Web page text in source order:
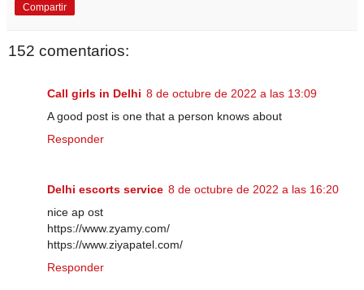
Compartir
152 comentarios:
Call girls in Delhi 8 de octubre de 2022 a las 13:09
A good post is one that a person knows about
Responder
Delhi escorts service 8 de octubre de 2022 a las 16:20
nice ap ost
https://www.zyamy.com/
https://www.ziyapatel.com/
Responder